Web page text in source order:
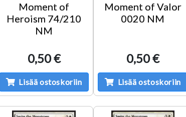
Moment of
Heroism 74/210
NM
0,50 €
Lisää ostoskoriin
Moment of Valor
0020 NM
0,50 €
Lisää ostoskoriin